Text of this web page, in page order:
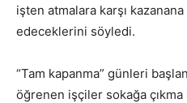
işten atmalara karşı
edeceklerini söyledi.
“Tam kapanma” günleri
öğrenen işçiler sokağa çıkma